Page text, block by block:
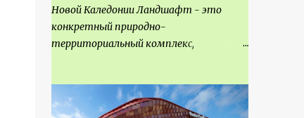
Новой Каледонии Ландшафт - это
конкретный природно-
территориальный комплекс,
карте и географическое название.
Различают несколько видов